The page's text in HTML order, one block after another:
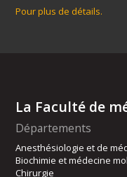
Pour plus de détails.
La Faculté de
Départements
Anesthésiologie et de
Biochimie et médecine
Chirurgie